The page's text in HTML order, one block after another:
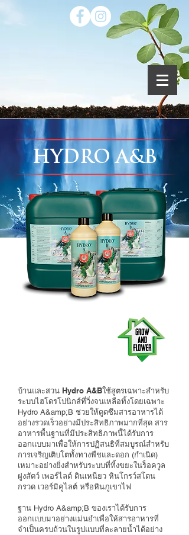
HYDRO A&B
บ้านและสวน Hydro A&Bใช้สูตรเฉพาะสำหรับ
ระบบไฮโดรโปนิกส์ที่วิ่งจนเหลือทิ้งโดยเฉพาะ
Hydro A&amp;B ช่วยให้ดูดซึมสารอาหารได้
อย่างรวดเร็วอย่างมีประสิทธิภาพมากที่สุด สาร
อาหารพื้นฐานที่มีประสิทธิภาพนี้ได้รับการ
ออกแบบมาเพื่อให้การปฏิสนธิที่สมบูรณ์สำหรับ
การเจริญเติบโตทั้งทางพืชและดอก (กำเนิด)
เหมาะอย่างยิ่งสำหรับระบบที่ทิ้งขยะในร็อควูล
ฝูงสัตว์ เพอร์ไลต์ ดินเหนียว หินโกรว์สโตน
กรวด เวอร์มิคูไลต์ หรือหินภูเขาไฟ
ฐาน Hydro A&amp;B ของเราได้รับการ
ออกแบบมาอย่างแม่นยำเพื่อให้สารอาหารที่
จำเป็นครบถ้วนในรูปแบบที่ละลายน้ำได้อย่าง